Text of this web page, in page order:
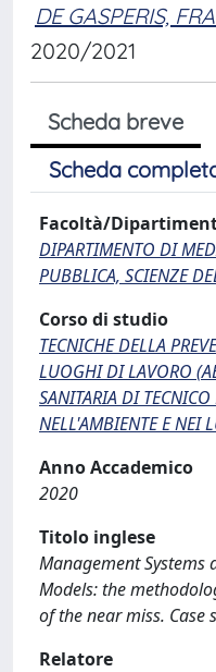
DE GASPERIS,
2020/2021
Scheda breve
Scheda
Facoltà/
DIPARTIMENTO DI
PUBBLICA, SCIENZE
Corso di studio
TECNICHE DELLA
LUOGHI DI LAVORO
SANITARIA DI
NELL'AMBIENTE E NEI
Anno Accademico
2020
Titolo inglese
Management Systems
Models: the
of the near miss. Case
Relatore